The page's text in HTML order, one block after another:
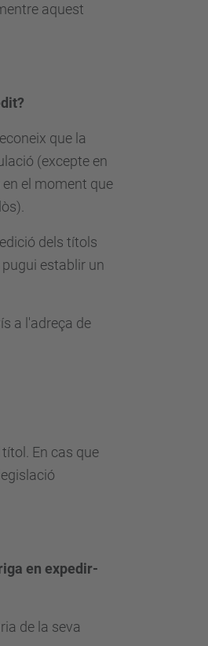
aquest
que la
(excepte en
el moment que
dels títols
establir un
a l'adreça de
En cas que
en expedir-
de la seva